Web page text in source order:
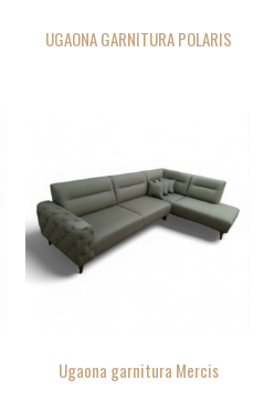
UGAONA GARNITURA POLARIS
Ugaona garnitura Mercis